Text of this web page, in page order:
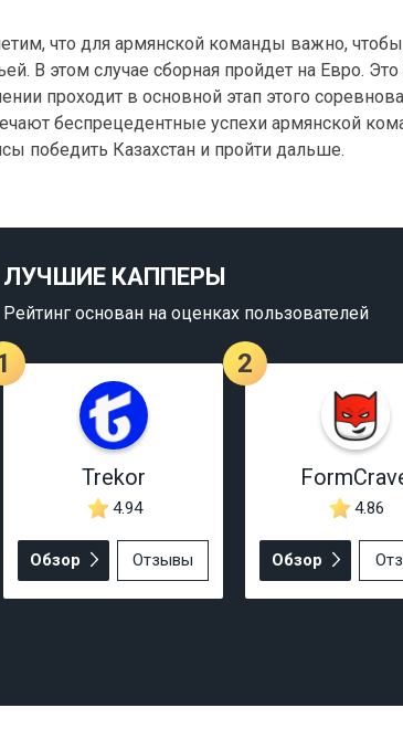
что для армянской команды важно,
В этом случае сборная пройдет на Евро.
проходит в основной этап этого
беспрецедентные успехи армянской
победить Казахстан и пройти дальше.
ЛУЧШИЕ КАППЕРЫ
Рейтинг основан на оценках пользователей
Trekor
4.94
Обзор Отзывы
2
4.86
Обзор